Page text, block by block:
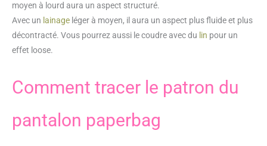
moyen à lourd aura un aspect structuré.
Avec un lainage léger à moyen, il aura un aspect plus fluide et plus
décontracté. Vous pourrez aussi le coudre avec du lin pour un
effet loose.
Comment tracer le patron du
pantalon paperbag